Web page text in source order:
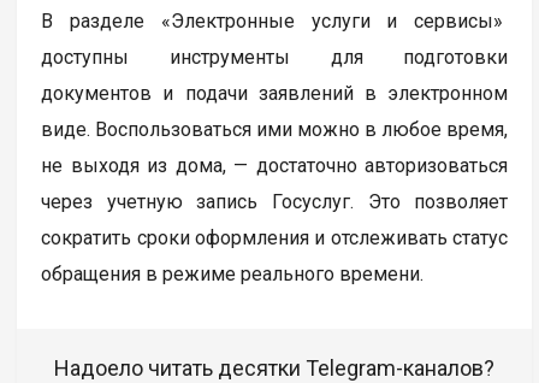
В разделе «Электронные услуги и сервисы»
доступны инструменты для подготовки
документов и подачи заявлений в электронном
виде. Воспользоваться ими можно в любое время,
не выходя из дома, — достаточно авторизоваться
через учетную запись Госуслуг. Это позволяет
сократить сроки оформления и отслеживать статус
обращения в режиме реального времени.
Надоело читать десятки Telegram-каналов?